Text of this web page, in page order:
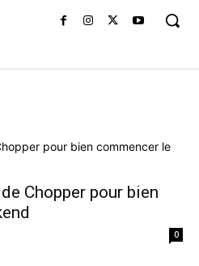
Chopper pour bien
0